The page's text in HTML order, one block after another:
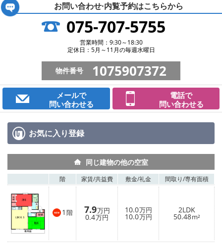
お問い合わせ·内覧予約はこちらから
075-707-5755
営業時間：9:30～18:30
定休日：5月～11月の毎週水曜日
物件番号 1075907372
メールで
問い合わせる
電話で
問い合わせる
お気に入り登録
同じ建物の他の空室
階 家賃/共益費 敷金/礼金 間取り/専有面積
1 階 7.9万円
0.4万円
10.0万円
10.0万円
2LDK
50.48m²